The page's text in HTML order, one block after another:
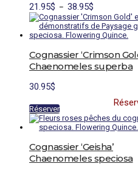
21.95$ – 38.95$
de
prix :
21.95$
à
produit
a
plusieurs
variations.
Les
options
peuvent
page
du
produit
Cognassier ‘Crimson
Chaenomeles superba
30.95$
Réserver
Cognassier ‘Geisha’
Chaenomeles speciosa